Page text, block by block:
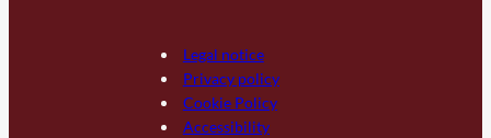
Legal notice
Privacy policy
Cookie Policy
Accessibility